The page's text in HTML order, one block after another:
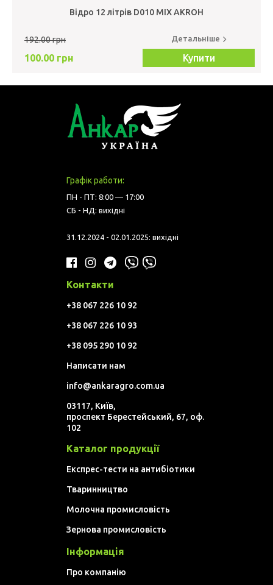
Відро 12 літрів D010 MIX AKROH
192.00 грн
100.00 грн
Детальніше
Купити
Графік работи:
ПН - ПТ: 8:00 — 17:00
СБ - НД: вихідні
31.12.2024 - 02.01.2025: вихідні
Контакти
+38 067 226 10 92
+38 067 226 10 93
+38 095 290 10 92
Написати нам
info@ankaragro.com.ua
03117, Київ,
проспект Берестейський, 67, оф.
102
Каталог продукції
Експрес-тести на антибіотики
Тваринництво
Молочна промисловість
Зернова промисловість
Інформація
Про компанію